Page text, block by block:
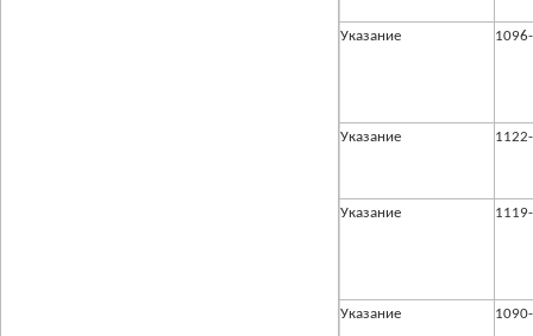
Указание
Указание
Указание
Указание